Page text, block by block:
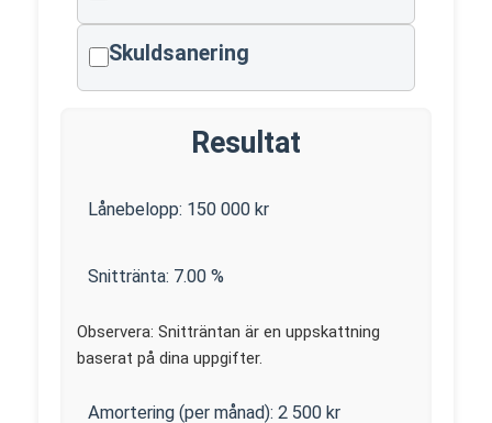
Skuldsanering
Resultat
Lånebelopp: 150 000 kr
Snittränta: 7.00 %
Observera: Snitträntan är en uppskattning
baserat på dina uppgifter.
Amortering (per månad): 2 500 kr